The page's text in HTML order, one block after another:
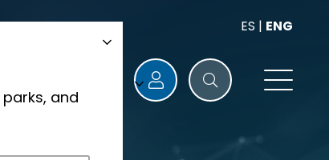
ES | ENG
and